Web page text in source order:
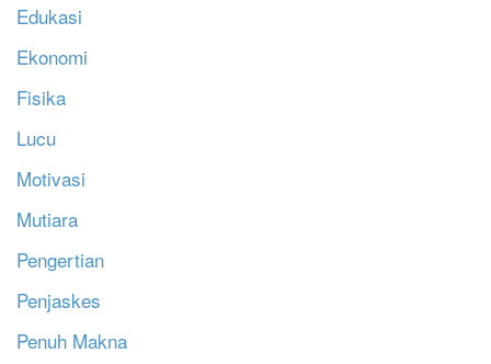
Edukasi
Ekonomi
Fisika
Lucu
Motivasi
Mutiara
Pengertian
Penjaskes
Penuh Makna